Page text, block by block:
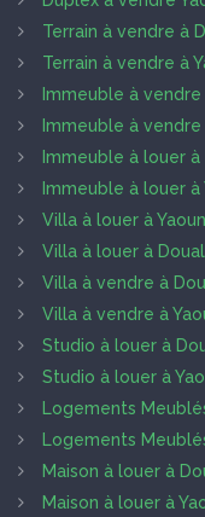
Terrain à vendre à
Terrain à vendre à
Immeuble à vendre
Immeuble à vendre
Immeuble à louer à
Immeuble à louer à
Villa à louer à
Villa à louer à
Villa à vendre à
Villa à vendre à
Studio à louer à
Studio à louer à
Logements
Logements
Maison à louer à
Maison à louer à